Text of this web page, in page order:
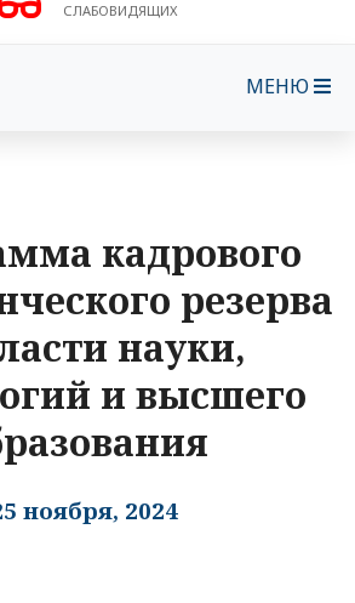
СЛАБОВИДЯЩИХ
МЕНЮ
кадрового
резерва
науки,
и высшего
ноября, 2024